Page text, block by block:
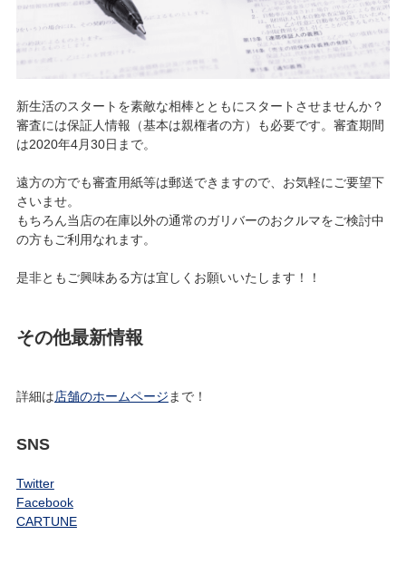
新生活のスタートを素敵な相棒とともにスタートさせませんか？
審査には保証人情報（基本は親権者の方）も必要です。審査期間
は2020年4月30日まで。
遠方の方でも審査用紙等は郵送できますので、お気軽にご要望下
さいませ。
もちろん当店の在庫以外の通常のガリバーのおクルマをご検討中
の方もご利用なれます。
是非ともご興味ある方は宜しくお願いいたします！！
その他最新情報
詳細は店舗のホームページまで！
SNS
Twitter
Facebook
CARTUNE